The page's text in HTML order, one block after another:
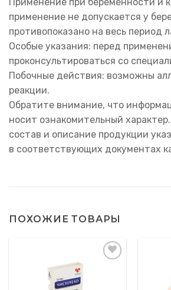
применение не допускается у
противопоказано на весь период
Особые указания: перед
проконсультироваться со
Побочные действия: возможны
реакции.
Обратите внимание, что
носит ознакомительный
состав и описание продукции
в соответствующих документах
ПОХОЖИЕ ТОВАРЫ